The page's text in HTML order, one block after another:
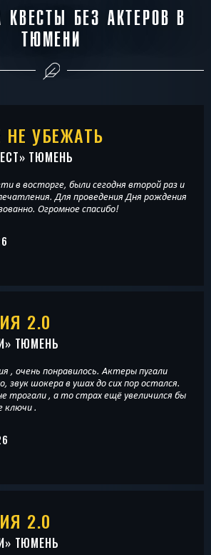
БЕЗ АКТЕРОВ В
ТЮМЕНИ
НЕ УБЕЖАТЬ
» ТЮМЕНЬ
в восторге, были сегодня второй раз и
Для проведения Дня рождения
Огромное спасибо!
2.0
» ТЮМЕНЬ
, очень понравилось. Актеры пугали
звук шокера в ушах до сих пор остался.
трогали , а то страх ещё увеличился бы
ключи .
2.0
» ТЮМЕНЬ